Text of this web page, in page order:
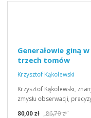
Generałowie giną
trzech tomów
Krzysztof Kąkolewski
Krzysztof Kąkolewski,
zmysłu obserwacji,
80,00 zł
86,70 zł